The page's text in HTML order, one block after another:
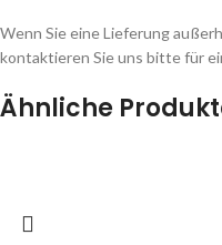
Wenn Sie eine Lieferung
kontaktieren Sie uns bitte für
Ähnliche